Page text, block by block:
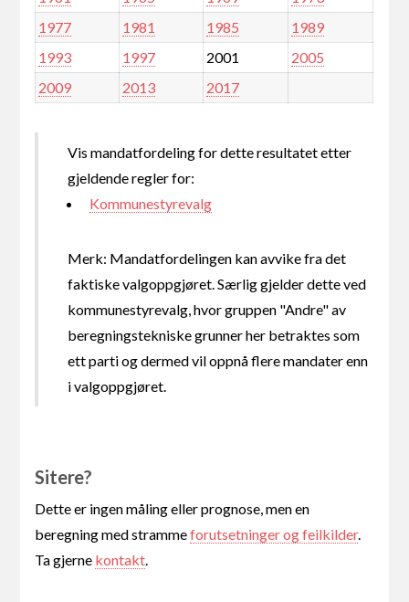
1977
1981 1985
1989
1993
1997 2001
2005
2009
2013 2017
Vis mandatfordeling for dette resultatet etter
gjeldende regler for:
Kommunestyrevalg
Merk: Mandatfordelingen kan avvike fra det
faktiske valgoppgjøret. Særlig gjelder dette ved
kommunestyrevalg, hvor gruppen "Andre" av
beregningstekniske grunner her betraktes som
ett parti og dermed vil oppnå flere mandater enn
i valgoppgjøret.
Sitere?
Dette er ingen måling eller prognose, men en
beregning med strammeforutsetninger og feilkilder.
Ta gjerne kontakt.